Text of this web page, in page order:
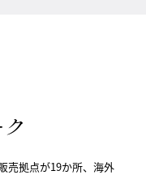
売拠点が19か所、海外